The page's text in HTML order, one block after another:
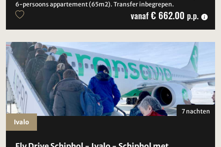
6-persoons appartement (65m2). Transfer inbegrepen.
vanaf € 662.00 p.p.
7 nachten
Ivalo